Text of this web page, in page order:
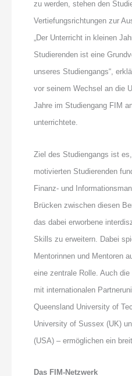
zu werden, stehen den
Vertiefungsrichtungen zur
„Der Unterricht in kleinen
Studierenden ist eine
unseres Studiengangs“,
vor seinem Wechsel an die
Jahre im Studiengang FIM
unterrichtete.
Ziel des Studiengangs ist
motivierten Studierenden
Finanz- und
Brücken zwischen diesen
das dabei erworbene
Skills zu erweitern. Dabei
Mentorinnen und Mentoren
eine zentrale Rolle. Auch
mit internationalen
Queensland University of
University of Sussex (UK)
(USA) – ermöglichen ein
Das FIM-Netzwerk